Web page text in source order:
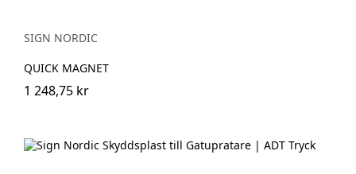
SIGN NORDIC
QUICK MAGNET
1 248,75 kr